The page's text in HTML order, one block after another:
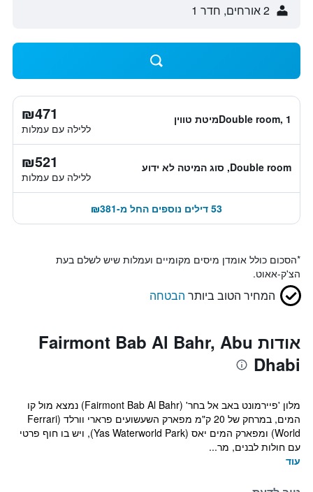
2 אורחים, חדר 1
Double room, 1מיטת טווין ₪471
ללילה עם עמלות
Double room, סוג המיטה לא ידוע ₪521
ללילה עם עמלות
53 דילים נוספים החל מ-₪381
*הסכום כולל אומדן מיסים מקומיים ועמלות שיש לשלם בעת
הצ'ק-אאוט.
המחיר הטוב ביותר הבטחה
אודות Fairmont Bab Al Bahr, Abu
Dhabi
מלון 'פיירמונט באב אל בחר' (Fairmont Bab Al Bahr) נמצא מול קו
המים, במרחק של 20 ק"מ מפארק השעשועים פרארי וורלד (Ferrari
World) ומפארק המים יאס (Yas Waterworld Park), ויש בו חוף פרטי
עם חולות לבנים, מר...
עוד